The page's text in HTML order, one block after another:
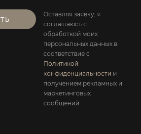
Оставляя заявку, я
соглашаюсь с
обработкой моих
персональных данных в
соответствие с
Политикой
конфиденциальности и
получением рекламных и
маркетинговых
сообщений